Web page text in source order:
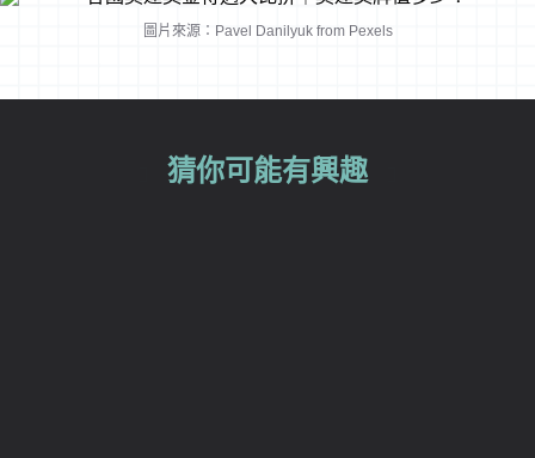
圖片來源：Pavel Danilyuk from Pexels
猜你可能有興趣